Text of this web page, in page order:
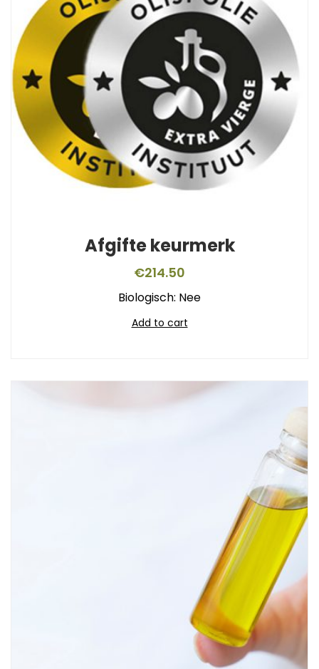
Afgifte keurmerk
€214.50
Biologisch: Nee
Add to cart